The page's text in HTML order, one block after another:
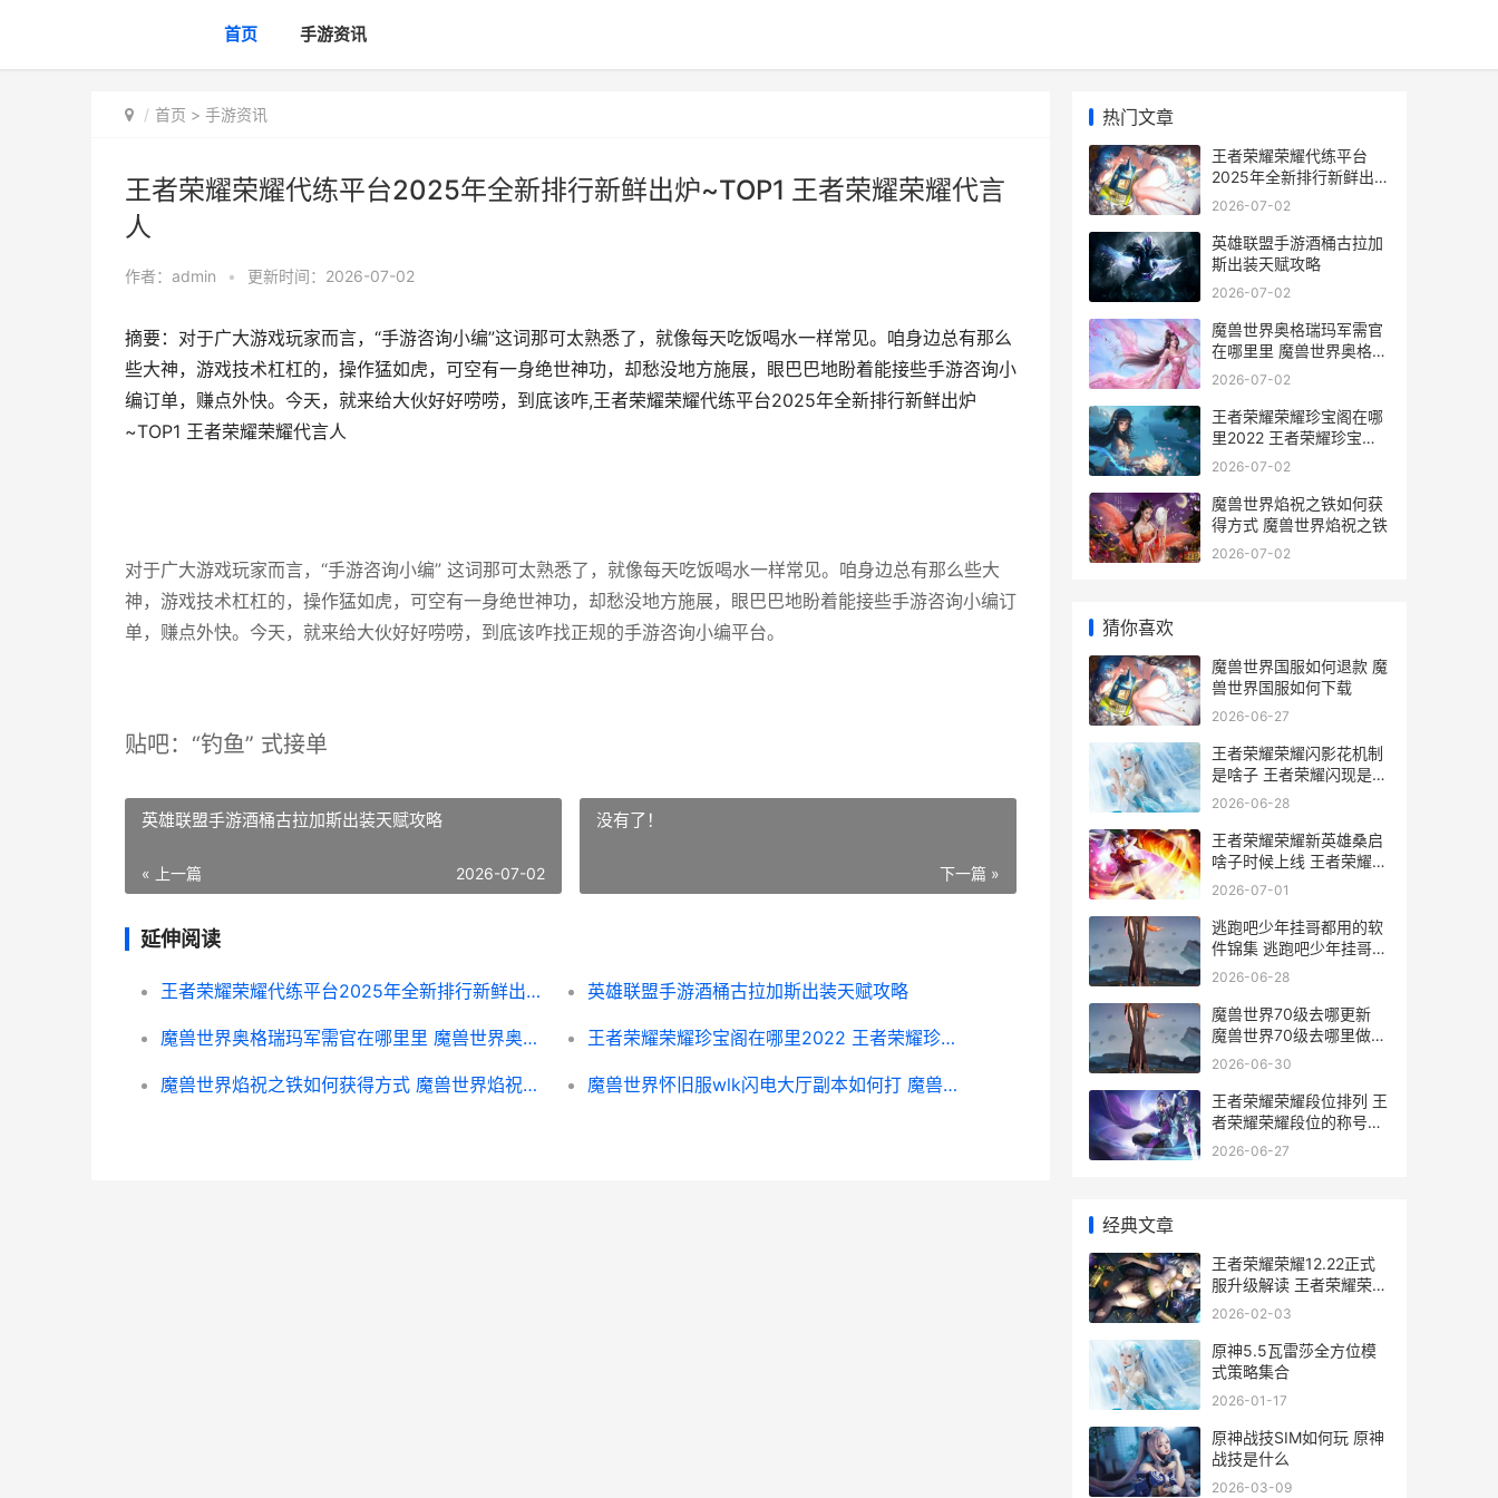
首页 手游资讯
首页 > 手游资讯
王者荣耀荣耀代练平台2025年全新排行新鲜出炉~TOP1 王者荣耀荣耀代言
人
作者： admin • 更新时间：2026-07-02
摘要：对于广大游戏玩家而言，“手游咨询小编”这词那可太熟悉了，就像每天吃饭喝水一样常见。咱身边总有那么
些大神，游戏技术杠杠的，操作猛如虎，可空有一身绝世神功，却愁没地方施展，眼巴巴地盼着能接些手游咨询小
编订单，赚点外快。今天，就来给大伙好好唠唠，到底该咋,王者荣耀荣耀代练平台2025年全新排行新鲜出炉
~TOP1 王者荣耀荣耀代言人
对于广大游戏玩家而言，“手游咨询小编” 这词那可太熟悉了，就像每天吃饭喝水一样常见。咱身边总有那么些大
神，游戏技术杠杠的，操作猛如虎，可空有一身绝世神功，却愁没地方施展，眼巴巴地盼着能接些手游咨询小编订
单，赚点外快。今天，就来给大伙好好唠唠，到底该咋找正规的手游咨询小编平台。
贴吧：“钓鱼” 式接单
英雄联盟手游酒桶古拉加斯出装天赋攻略
« 上一篇 2026-07-02
没有了！
下一篇 »
延伸阅读
王者荣耀荣耀代练平台2025年全新排行新鲜出炉~TOP1 王者荣耀荣耀代言人 英雄联盟手游酒桶古拉加斯出装天赋攻略
魔兽世界奥格瑞玛军需官在哪里里 魔兽世界奥格瑞玛怎么去巨龙群岛 王者荣耀荣耀珍宝阁在哪里2022 王者荣耀珍宝阁在哪-
魔兽世界焰祝之铁如何获得方式 魔兽世界焰祝之铁 魔兽世界怀旧服wlk闪电大厅副本如何打 魔兽世界怀旧服直升
热门文章
王者荣耀荣耀代练平台
2025年全新排行新鲜出炉
~TOP1 王者荣耀荣耀代言
2026-07-02
英雄联盟手游酒桶古拉加
斯出装天赋攻略
2026-07-02
魔兽世界奥格瑞玛军需官
在哪里里 魔兽世界奥格瑞
玛怎么去巨龙群岛
2026-07-02
王者荣耀荣耀珍宝阁在哪
里2022 王者荣耀珍宝阁
在哪-
2026-07-02
魔兽世界焰祝之铁如何获
得方式 魔兽世界焰祝之铁
2026-07-02
猜你喜欢
魔兽世界国服如何退款 魔
兽世界国服如何下载
2026-06-27
王者荣耀荣耀闪影花机制
是啥子 王者荣耀闪现是哪
个图标
2026-06-28
王者荣耀荣耀新英雄桑启
啥子时候上线 王者荣耀荣
耀新赛季什么开始
2026-07-01
逃跑吧少年挂哥都用的软
件锦集 逃跑吧少年挂哥菠
萝神
2026-06-28
魔兽世界70级去哪更新
魔兽世界70级去哪里做任
务
2026-06-30
王者荣耀荣耀段位排列 王
者荣耀荣耀段位的称号哪
个好
2026-06-27
经典文章
王者荣耀荣耀12.22正式
服升级解读 王者荣耀荣耀
之章
2026-02-03
原神5.5瓦雷莎全方位模
式策略集合
2026-01-17
原神战技SIM如何玩 原神
战技是什么
2026-03-09